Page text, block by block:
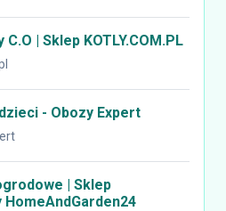
C.O | Sklep KOTLY.COM.PL
- Obozy Expert
| Sklep